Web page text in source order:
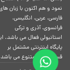
نمود و هم اكنون با زبان
فارسی، عربى، انگلیسی،
فرانسوی، آذری و ترکی
استانبولی فعال مى باشد.
پايگاه اينترنتى مشتمل بر
قسمت هاى متنوع مى